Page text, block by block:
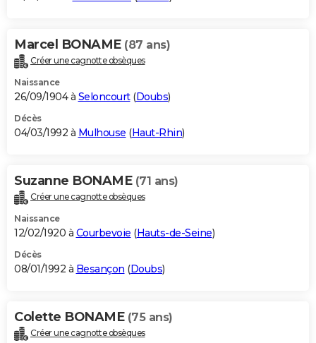
Marcel BONAME (87 ans)
Créer une cagnotte obsèques
Naissance
26/09/1904 à Seloncourt(Doubs)
Décès
04/03/1992 à Mulhouse (Haut-Rhin)
Suzanne BONAME (71 ans)
Créer une cagnotte obsèques
Naissance
12/02/1920 à Courbevoie (Hauts-de-Seine)
Décès
08/01/1992 à Besançon (Doubs)
Colette BONAME (75 ans)
Créer une cagnotte obsèques